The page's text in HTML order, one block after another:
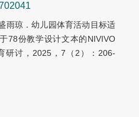
雨琼．幼儿园体育活动目标适
78份教学设计文本的NIVIVO
研讨，2025，7（2）：206-